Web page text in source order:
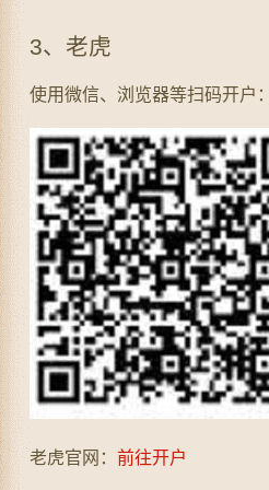
3、老虎
使用微信、浏览器等扫码开户
老虎官网： 前往开户